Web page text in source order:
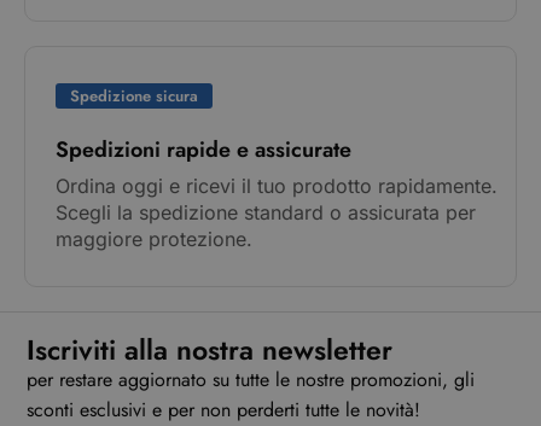
Spedizione sicura
Spedizioni rapide e assicurate
Ordina oggi e ricevi il tuo prodotto rapidamente.
Scegli la spedizione standard o assicurata per
maggiore protezione.
Iscriviti alla nostra newsletter
per restare aggiornato su tutte le nostre promozioni, gli
sconti esclusivi e per non perderti tutte le novità!